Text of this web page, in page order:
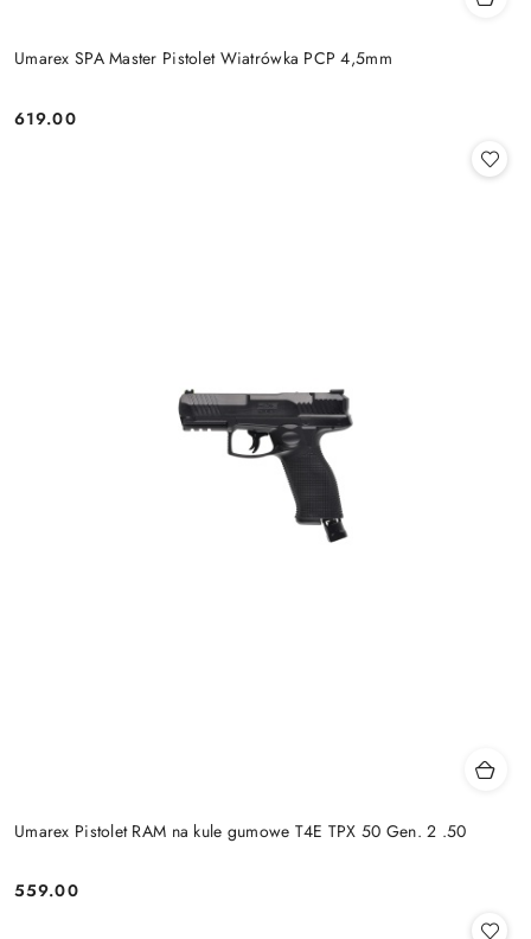
Umarex SPA Master Pistolet Wiatrówka PCP 4,5mm
Cena:
619.00
Umarex Pistolet RAM na kule gumowe T4E TPX 50 Gen. 2 .50
Cena:
559.00